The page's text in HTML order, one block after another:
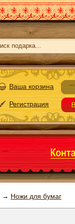
Ваша корзина
Регистрация
→ Ножи для бумаг